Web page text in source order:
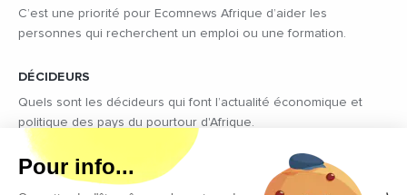
C’est une priorité pour Ecomnews Afrique d’aider les
personnes qui recherchent un emploi ou une formation.
DÉCIDEURS
Quels sont les décideurs qui font l’actualité économique et
politique des pays du pourtour d'Afrique.